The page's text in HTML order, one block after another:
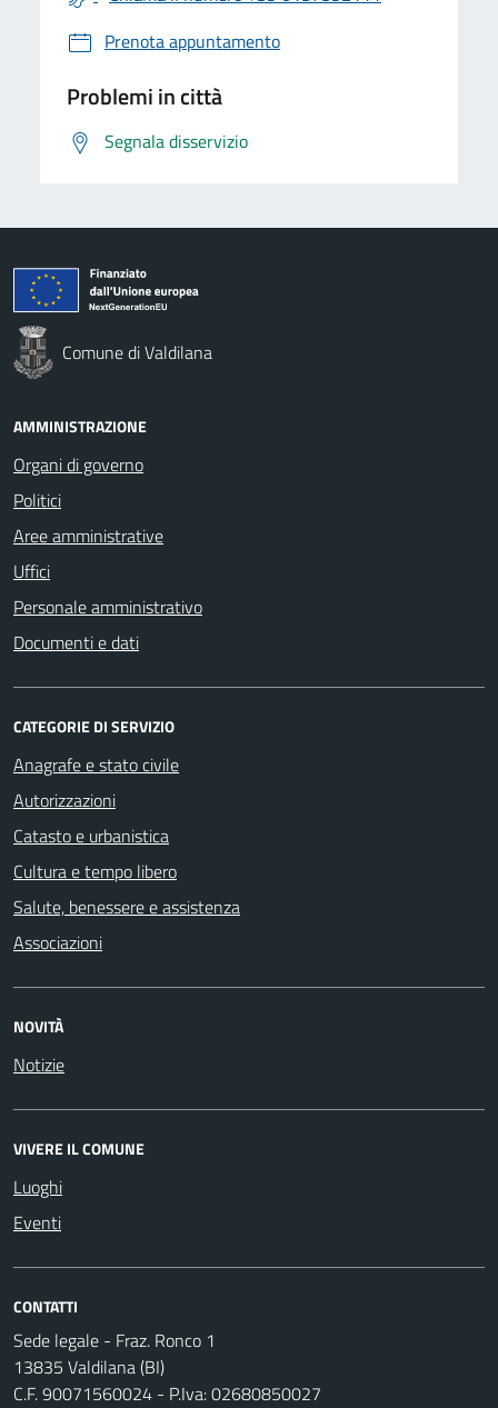
Prenota appuntamento
Problemi in città
Segnala disservizio
Comune di Valdilana
AMMINISTRAZIONE
Organi di governo
Politici
Aree amministrative
Uffici
Personale amministrativo
Documenti e dati
CATEGORIE DI SERVIZIO
Anagrafe e stato civile
Autorizzazioni
Catasto e urbanistica
Cultura e tempo libero
Salute, benessere e assistenza
Associazioni
NOVITÀ
Notizie
VIVERE IL COMUNE
Luoghi
Eventi
CONTATTI
Sede legale - Fraz. Ronco 1
13835 Valdilana (BI)
C.F. 90071560024 - P.Iva: 02680850027